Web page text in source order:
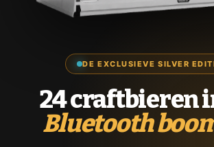
DE EXCLUSIEVE SILVER
24 craftbieren
Bluetooth